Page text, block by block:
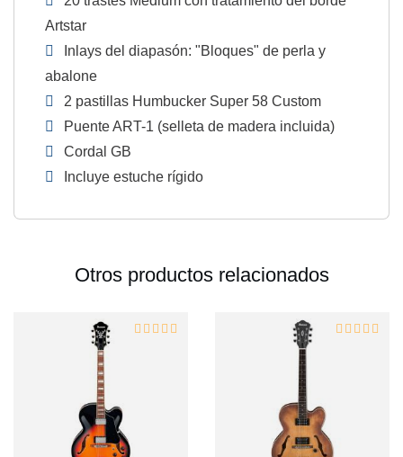
Artstar
Inlays del diapasón: "Bloques" de perla y
abalone
2 pastillas Humbucker Super 58 Custom
Puente ART-1 (selleta de madera incluida)
Cordal GB
Incluye estuche rígido
Otros productos relacionados